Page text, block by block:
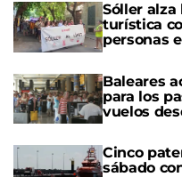
Sóller
turística
personas
Baleares
para los
vuelos
Cinco
sábado